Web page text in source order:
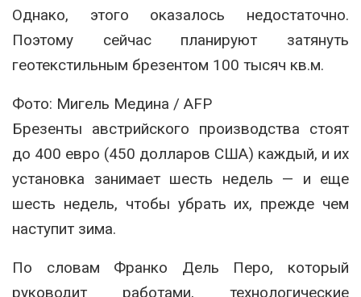
Однако, этого оказалось недостаточно.
Поэтому сейчас планируют затянуть
геотекстильным брезентом 100 тысяч кв.м.
Фото: Мигель Медина / AFP
Брезенты австрийского производства стоят
до 400 евро (450 долларов США) каждый, и их
установка занимает шесть недель — и еще
шесть недель, чтобы убрать их, прежде чем
наступит зима.
По словам Франко Дель Перо, который
руководит работами, технологические